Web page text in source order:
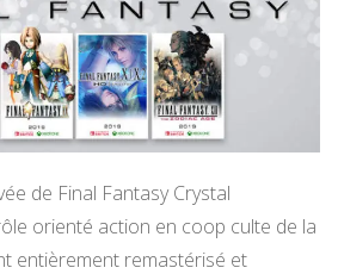
de Final Fantasy Crystal
orienté action en coop culte de la
entièrement remastérisé et